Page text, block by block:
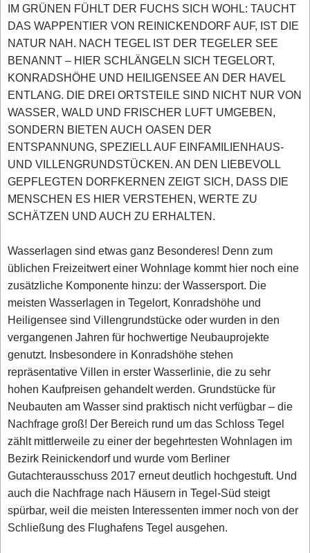
IM GRÜNEN FÜHLT DER FUCHS SICH WOHL: TAUCHT
DAS WAPPENTIER VON REINICKENDORF AUF, IST DIE
NATUR NAH. NACH TEGEL IST DER TEGELER SEE
BENANNT – HIER SCHLÄNGELN SICH TEGELORT,
KONRADSHÖHE UND HEILIGENSEE AN DER HAVEL
ENTLANG. DIE DREI ORTSTEILE SIND NICHT NUR VON
WASSER, WALD UND FRISCHER LUFT UMGEBEN,
SONDERN BIETEN AUCH OASEN DER
ENTSPANNUNG, SPEZIELL AUF EINFAMILIENHAUS-
UND VILLENGRUNDSTÜCKEN. AN DEN LIEBEVOLL
GEPFLEGTEN DORFKERNEN ZEIGT SICH, DASS DIE
MENSCHEN ES HIER VERSTEHEN, WERTE ZU
SCHÄTZEN UND AUCH ZU ERHALTEN.
Wasserlagen sind etwas ganz Besonderes! Denn zum
üblichen Freizeitwert einer Wohnlage kommt hier noch eine
zusätzliche Komponente hinzu: der Wassersport. Die
meisten Wasserlagen in Tegelort, Konradshöhe und
Heiligensee sind Villengrundstücke oder wurden in den
vergangenen Jahren für hochwertige Neubauprojekte
genutzt. Insbesondere in Konradshöhe stehen
repräsentative Villen in erster Wasserlinie, die zu sehr
hohen Kaufpreisen gehandelt werden. Grundstücke für
Neubauten am Wasser sind praktisch nicht verfügbar – die
Nachfrage groß! Der Bereich rund um das Schloss Tegel
zählt mittlerweile zu einer der begehrtesten Wohnlagen im
Bezirk Reinickendorf und wurde vom Berliner
Gutachterausschuss 2017 erneut deutlich hochgestuft. Und
auch die Nachfrage nach Häusern in Tegel-Süd steigt
spürbar, weil die meisten Interessenten immer noch von der
Schließung des Flughafens Tegel ausgehen.